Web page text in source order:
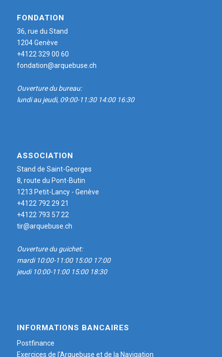
FONDATION
36, rue du Stand
1204 Genève
+4122 329 00 60
fondation@arquebuse.ch
Ouverture du bureau:
lundi au jeudi, 09:00-11:30 14:00 16:30
ASSOCIATION
Stand de Saint-Georges
8, route du Pont-Butin
1213 Petit-Lancy - Genève
+4122 792 29 21
+4122 793 57 22
tir@arquebuse.ch
Ouverture du guichet:
mardi 10:00-11:00 15:00 17:00
jeudi 10:00-11:00 15:00 18:30
INFORMATIONS BANCAIRES
Postfinance
Exercices de l'Arquebuse et de la Navigation